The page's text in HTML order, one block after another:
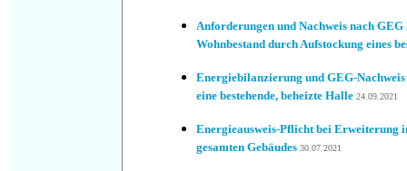
Anforderungen und Nachweis nach
Wohnbestand durch Aufstockung eines
Energiebilanzierung und GEG-
eine bestehende, beheizte Halle 24.09.2021
Energieausweis-Pflicht bei Erweiterung
gesamten Gebäudes 30.07.2021